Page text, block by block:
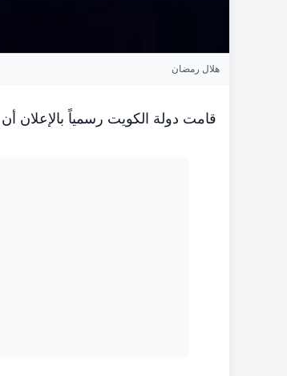
هلال رمضان
قامت دولة الكويت ​رسمياً بالإعلان أن الأربعاء أول أيام